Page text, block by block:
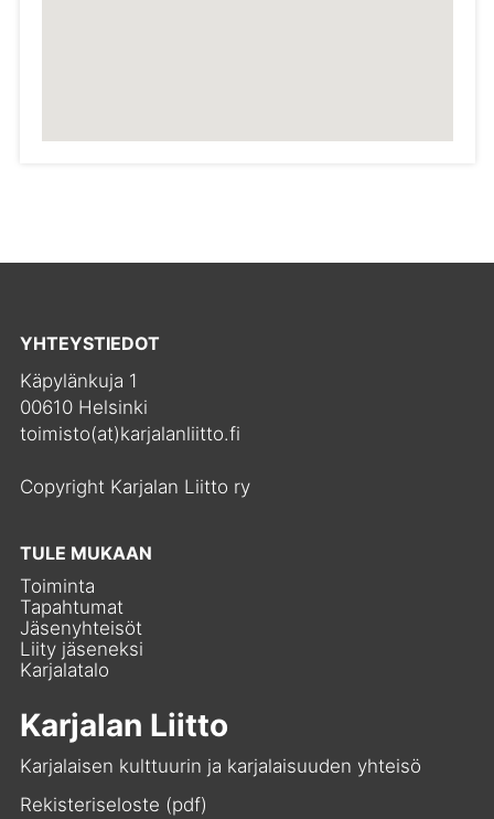
YHTEYSTIEDOT
Käpylänkuja 1
00610 Helsinki
toimisto(at)karjalanliitto.fi
Copyright Karjalan Liitto ry
TULE MUKAAN
Toiminta
Tapahtumat
Jäsenyhteisöt
Liity jäseneksi
Karjalatalo
Karjalan Liitto
Karjalaisen kulttuurin ja karjalaisuuden yhteisö
Rekisteriseloste (pdf)